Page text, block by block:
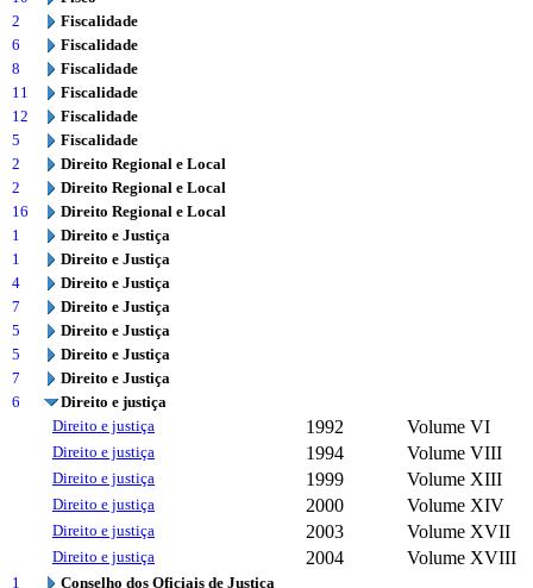
2
Fiscalidade
6
Fiscalidade
8
Fiscalidade
11
Fiscalidade
12
Fiscalidade
5
Fiscalidade
2
Direito Regional e Local
2
Direito Regional e Local
16
Direito Regional e Local
1
Direito e Justiça
1
Direito e Justiça
4
Direito e Justiça
7
Direito e Justiça
5
Direito e Justiça
5
Direito e Justiça
7
Direito e Justiça
6
Direito e justiça
Direito e justiça
1992 Volume VI
Direito e justiça 1994 Volume VIII
Direito e justiça 1999 Volume XIII
Direito e justiça 2000 Volume XIV
Direito e justiça 2003 Volume XVII
Direito e justiça 2004 Volume XVIII
1
Conselho dos Oficiais de Justiça